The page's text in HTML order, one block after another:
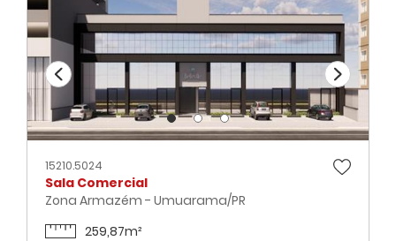
15210.5024
Sala Comercial
Zona Armazém - Umuarama/PR
259,87m²